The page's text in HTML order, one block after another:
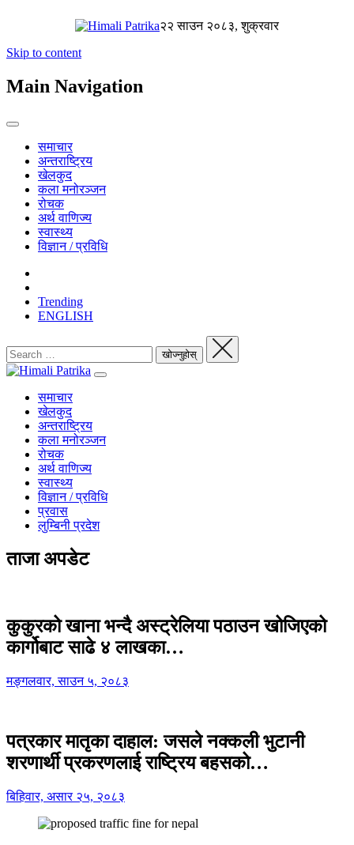
२२ साउन २०८३, शुक्रवार
Skip to content
Main Navigation
समाचार
अन्तराष्ट्रिय
खेलकुद
कला मनोरञ्जन
रोचक
अर्थ वाणिज्य
स्वास्थ्य
विज्ञान / प्रविधि
Trending
ENGLISH
समाचार
खेलकुद
अन्तराष्ट्रिय
कला मनोरञ्जन
रोचक
अर्थ वाणिज्य
स्वास्थ्य
विज्ञान / प्रविधि
प्रवास
लुम्बिनी प्रदेश
ताजा अपडेट
कुकुरको खाना भन्दै अस्ट्रेलिया पठाउन खोजिएको
कार्गोबाट साढे ४ लाखका…
मङ्गलवार, साउन ५, २०८३
पत्रकार मातृका दाहाल: जसले नक्कली भुटानी
शरणार्थी प्रकरणलाई राष्ट्रिय बहसको…
बिहिवार, असार २५, २०८३